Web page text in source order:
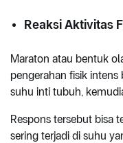
Reaksi Aktivitas
Maraton atau bentuk
pengerahan fisik
suhu inti tubuh,
Respons tersebut bisa
sering terjadi di suhu